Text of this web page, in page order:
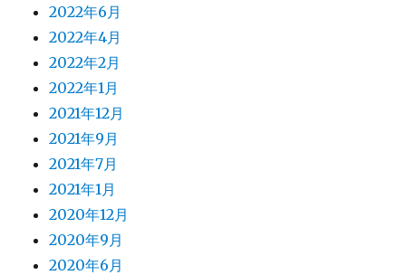
2022年6月
2022年4月
2022年2月
2022年1月
2021年12月
2021年9月
2021年7月
2021年1月
2020年12月
2020年9月
2020年6月